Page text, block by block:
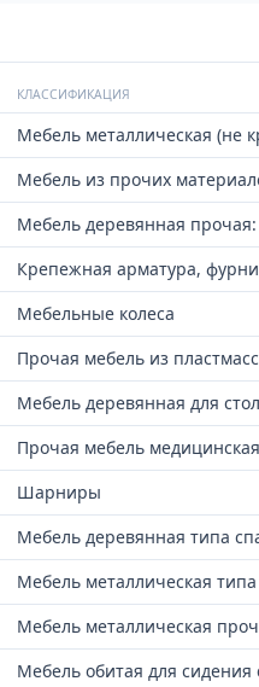
КЛАССИФИКАЦИЯ
Мебель металлическая (не
Мебель из прочих
Мебель деревянная
Крепежная арматура,
Мебельные колеса
Прочая мебель из
Мебель деревянная для
Прочая мебель
Шарниры
Мебель деревянная типа
Мебель металлическая
Мебель металлическая
Мебель обитая для